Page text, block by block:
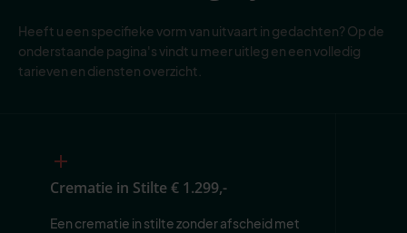
Heeft u een specifieke vorm van uitvaart in gedachten? Op de
onderstaande pagina's vindt u meer uitleg en een volledig
tarieven en diensten overzicht.
Crematie in Stilte€ 1.299,-
Een crematie in stilte zonder afscheid met